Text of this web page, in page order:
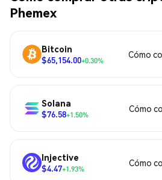
Phemex
Bitcoin
$65,154.00+0.30%
Cómo
Solana
$76.58+1.50%
Cómo
Injective
$4.47+1.93%
Cómo